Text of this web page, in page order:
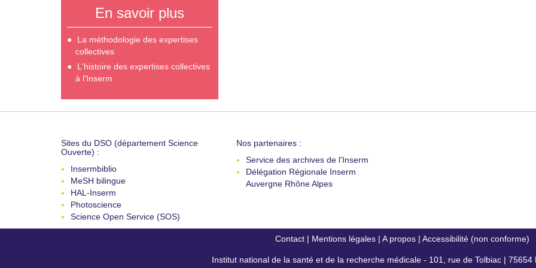
En savoir plus
La méthodologie des expertises
collectives
L'histoire des expertises collectives
à l'Inserm
Sites du DSO (département Science
Ouverte) :
Insermbiblio
MeSH bilingue
HAL-Inserm
Photoscience
Science Open Service (SOS)
Nos partenaires :
Service des archives de l'Inserm
Délégation Régionale Inserm
Auvergne Rhône Alpes
Contact| Mentions légales| A propos| Accessibilité (non conforme)
Institut national de la santé et de la recherche médicale - 101, rue de Tolbiac | 75654